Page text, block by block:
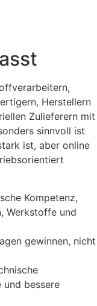
Herstellern
Zulieferern mit
sinnvoll ist
ist, aber online
Kompetenz,
Werkstoffe und
gewinnen, nicht
und bessere